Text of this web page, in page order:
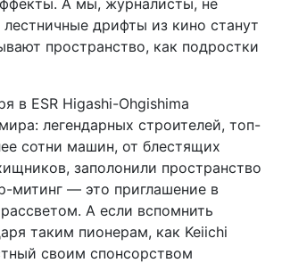
А мы, журналисты, не
дрифты из кино станут
пространство, как подростки
в ESR Higashi-Ohgishima
легендарных строителей, топ-
сотни машин, от блестящих
заполонили пространство
митинг — это приглашение в
А если вспомнить
таким пионерам, как Keiichi
своим спонсорством